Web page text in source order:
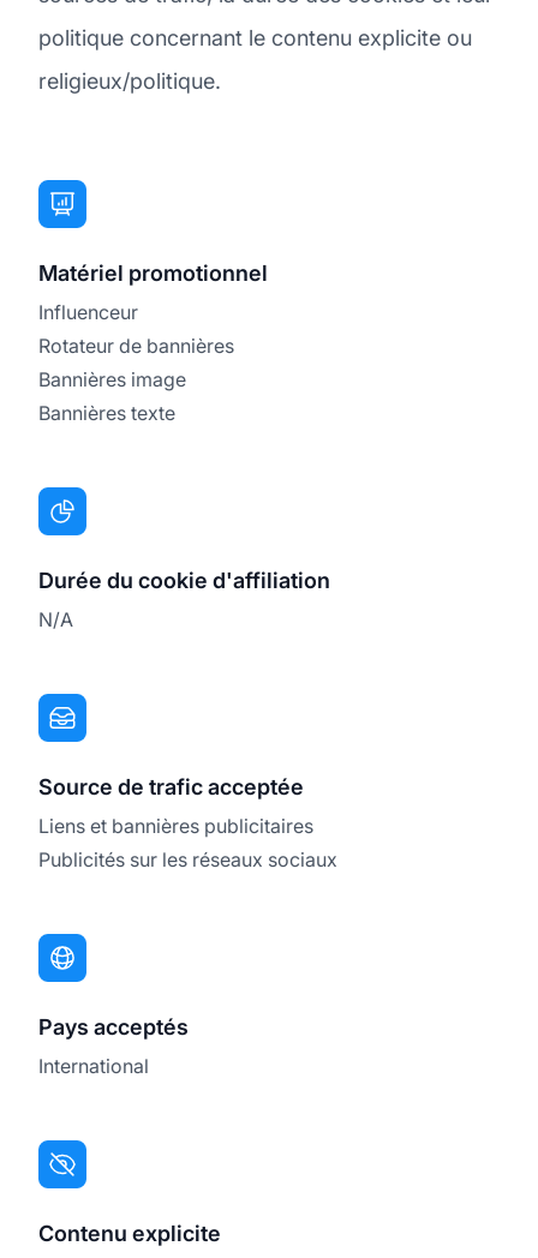
politique concernant le contenu explicite ou
religieux/politique.
Matériel promotionnel
Influenceur
Rotateur de bannières
Bannières image
Bannières texte
Durée du cookie d'affiliation
N/A
Source de trafic acceptée
Liens et bannières publicitaires
Publicités sur les réseaux sociaux
Pays acceptés
International
Contenu explicite